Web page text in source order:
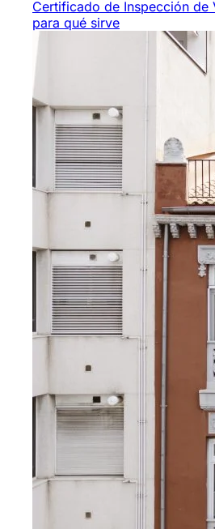
Certificado de Inspección de
para qué sirve